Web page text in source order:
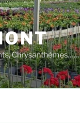
Chrysanthèmes……